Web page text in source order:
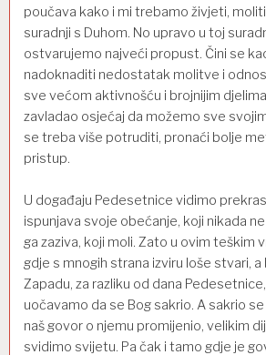
poučava kako i mi trebamo živjeti,
suradnji s Duhom. No upravo u toj
ostvarujemo najveći propust. Čini se
nadoknaditi nedostatak molitve i
sve većom aktivnošću i brojnijim
zavladao osjećaj da možemo sve
se treba više potruditi, pronaći bolje
pristup.
U događaju Pedesetnice vidimo
ispunjava svoje obećanje, koji nikada
ga zaziva, koji moli. Zato u ovim teškim
gdje s mnogih strana izviru loše stvari, a
Zapadu, za razliku od dana
uočavamo da se Bog sakrio. A sakrio
naš govor o njemu promijenio, velikim
svidimo svijetu. Pa čak i tamo gdje je